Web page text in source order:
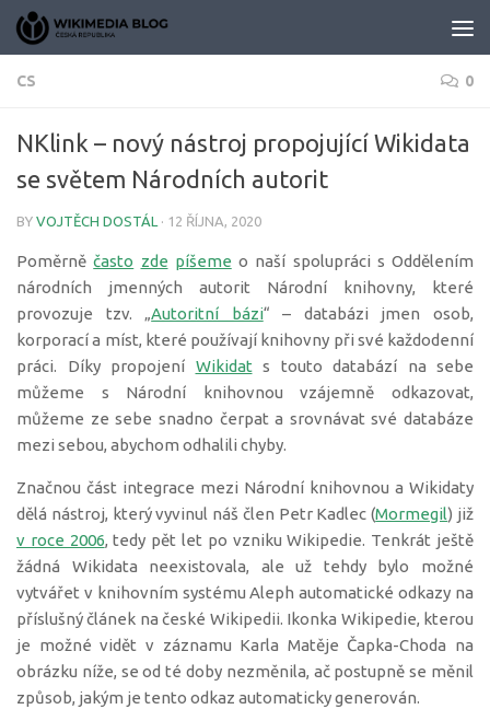
Skip to content
CS 0
NKlink – nový nástroj propojující Wikidata
se světem Národních autorit
BY VOJTĚCH DOSTÁL · 12 ŘÍJNA, 2020
Poměrněčasto zde píšeme o naší spolupráci s Oddělením
národních jmenných autorit Národní knihovny, které
provozuje tzv. „Autoritní bázi“ – databázi jmen osob,
korporací a míst, které používají knihovny při své každodenní
práci. Díky propojení Wikidat s touto databází na sebe
můžeme s Národní knihovnou vzájemně odkazovat,
můžeme ze sebe snadno čerpat a srovnávat své databáze
mezi sebou, abychom odhalili chyby.
Značnou část integrace mezi Národní knihovnou a Wikidaty
dělá nástroj, který vyvinul náš člen Petr Kadlec (Mormegil) již
v roce 2006, tedy pět let po vzniku Wikipedie. Tenkrát ještě
žádná Wikidata neexistovala, ale už tehdy bylo možné
vytvářet v knihovním systému Aleph automatické odkazy na
příslušný článek na české Wikipedii. Ikonka Wikipedie, kterou
je možné vidět v záznamu Karla Matěje Čapka-Choda na
obrázku níže, se od té doby nezměnila, ač postupně se měnil
způsob, jakým je tento odkaz automaticky generován.